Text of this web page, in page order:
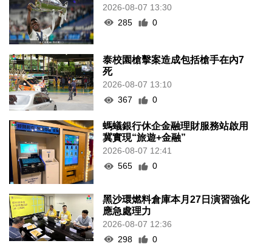
2026-08-07 13:30
285
0
泰校園槍擊案造成包括槍手在內7
死
2026-08-07 13:10
367
0
螞蟻銀行休企金融理財服務站啟用
冀實現“旅遊+金融”
2026-08-07 12:41
565
0
黑沙環燃料倉庫本月27日演習強化
應急處理力
2026-08-07 12:36
298
0